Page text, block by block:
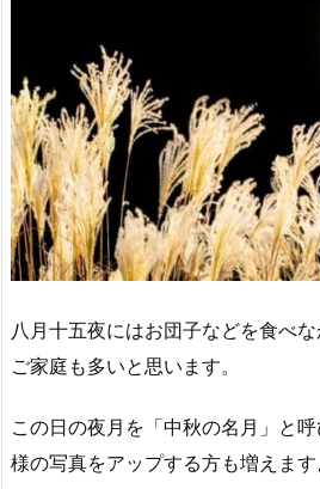
八月十五夜にはお団子などを食べ
ご家庭も多いと思います。
この日の夜月を「中秋の名月」と
様の写真をアップする方も増えます